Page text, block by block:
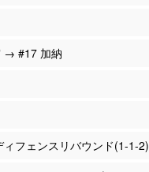
→ #17 加納
ィフェンスリバウンド(1-1-2)